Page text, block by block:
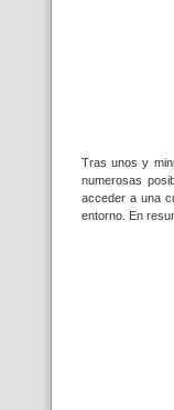
Tras unos y
numerosas
acceder a una
entorno. En